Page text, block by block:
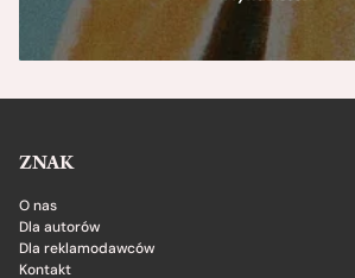
ZNAK
O nas
Dla autorów
Dla reklamodawców
Kontakt